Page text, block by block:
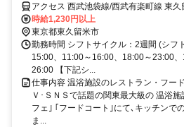
アクセス 西武池袋線/西武有楽町線 東
線「東久留米駅」東口バス停から西武
下車すぐ
時給1,230円以上
東京都東久留米市
勤務時間 シフトサイクル：2週間 (シフ
15:00、11:00～16:00、18:00～23:00
26:00 【下記シ...
仕事内容 温浴施設のレストラン・フー
Ｖ･ＳＮＳで話題の関東最大級の 温浴
フェ｣ ｢フードコート｣にて､キッチンで
ま...